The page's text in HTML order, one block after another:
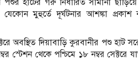
পশুর হাটের গরু নির্ধারিত সীমানা
যেকোন মুহুর্তে দূর্ঘটনার আশঙ্কা
অবস্থিত দিয়াবাড়ি কুরবানীর পশু হাট
স্টেশন থেকে পশ্চিমে ১৮ নম্বর